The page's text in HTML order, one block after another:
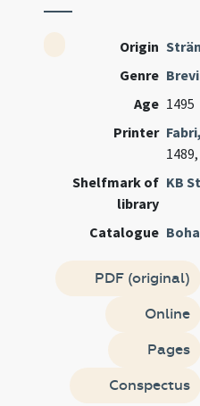
Origin
Genre
Age 1495
Printer
Shelfmark of
library
KB
Catalogue
PDF (original)
Online
Pages
Conspectus